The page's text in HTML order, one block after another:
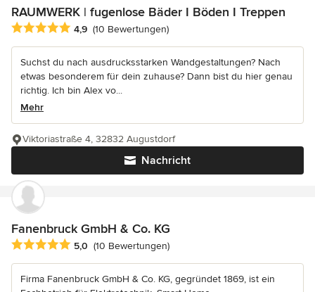
RAUMWERK | fugenlose Bäder I Böden I Treppen
Durchschnittliche Bewertung: 4.9 von 5 Sternen
4,9 (10 Bewertungen)
Suchst du nach ausdrucksstarken Wandgestaltungen? Nach
etwas besonderem für dein zuhause? Dann bist du hier genau
richtig. Ich bin Alex vo...
Mehr
Nachricht
Viktoriastraße 4, 32832 Augustdorf
Fanenbruck GmbH & Co. KG
Durchschnittliche Bewertung: 5 von 5 Sternen
5,0 (10 Bewertungen)
Firma Fanenbruck GmbH & Co. KG, gegründet 1869, ist ein